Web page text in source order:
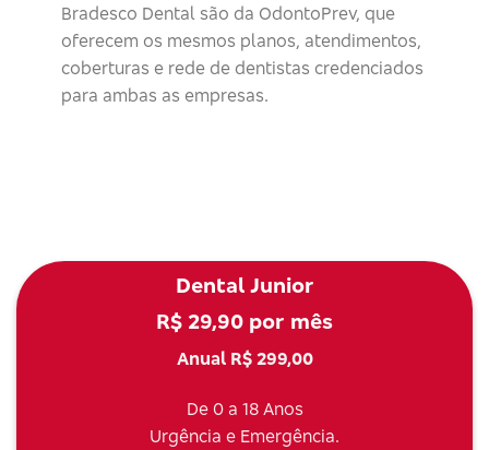
Bradesco Dental são da OdontoPrev, que
oferecem os mesmos planos, atendimentos,
coberturas e rede de dentistas credenciados
para ambas as empresas.
Dental Junior
R$ 29,90 por mês
Anual R$ 299,00
De 0 a 18 Anos
Urgência e Emergência.